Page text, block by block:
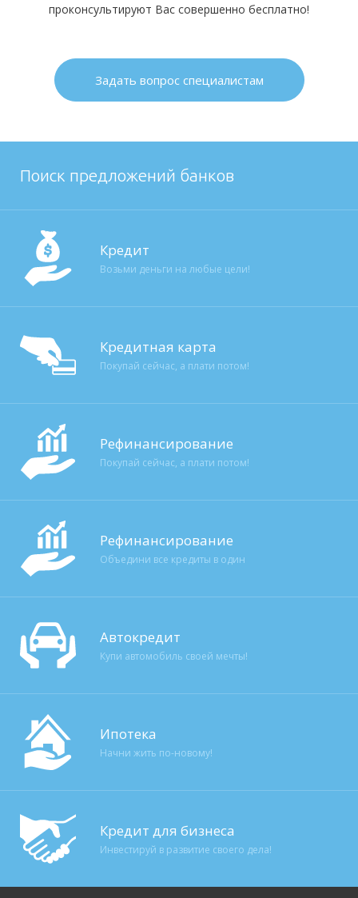
проконсультируют Вас совершенно бесплатно!
Задать вопрос специалистам
Поиск предложений банков
Кредит
Возьми деньги на любые цели!
Кредитная карта
Покупай сейчас, а плати потом!
Рефинансирование
Покупай сейчас, а плати потом!
Рефинансирование
Объедини все кредиты в один
Автокредит
Купи автомобиль своей мечты!
Ипотека
Начни жить по-новому!
Кредит для бизнеса
Инвестируй в развитие своего дела!